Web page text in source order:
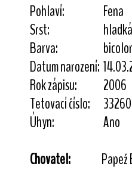
Pohlaví:
Fena
Srst:
hladká
Barva:
bicolor
Datum narození:
Rok zápisu:
2006
Tetovací číslo:
33260
Úhyn:
Ano
Chovatel: